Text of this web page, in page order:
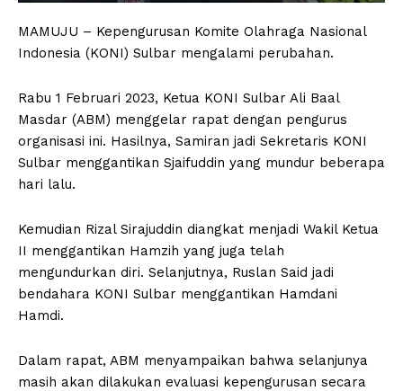
MAMUJU – Kepengurusan Komite Olahraga Nasional
Indonesia (KONI) Sulbar mengalami perubahan.
Rabu 1 Februari 2023, Ketua KONI Sulbar Ali Baal
Masdar (ABM) menggelar rapat dengan pengurus
organisasi ini. Hasilnya, Samiran jadi Sekretaris KONI
Sulbar menggantikan Sjaifuddin yang mundur beberapa
hari lalu.
Kemudian Rizal Sirajuddin diangkat menjadi Wakil Ketua
II menggantikan Hamzih yang juga telah
mengundurkan diri. Selanjutnya, Ruslan Said jadi
bendahara KONI Sulbar menggantikan Hamdani
Hamdi.
Dalam rapat, ABM menyampaikan bahwa selanjunya
masih akan dilakukan evaluasi kepengurusan secara